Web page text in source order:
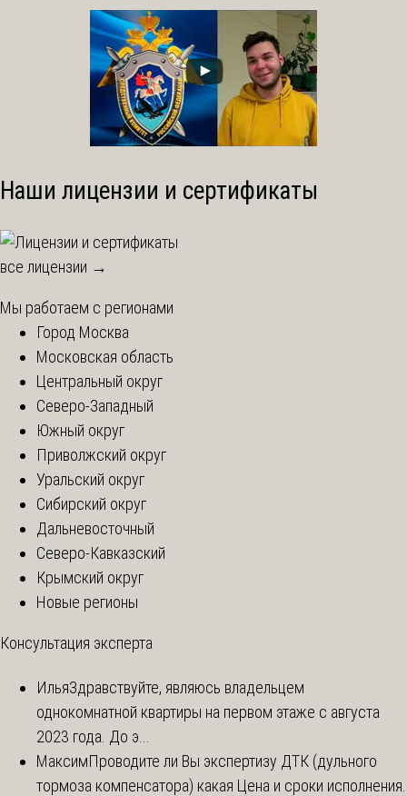
Наши лицензии и сертификаты
все лицензии →
Мы работаем с регионами
Город Москва
Московская область
Центральный округ
Северо-Западный
Южный округ
Приволжский округ
Уральский округ
Сибирский округ
Дальневосточный
Северо-Кавказский
Крымский округ
Новые регионы
Консультация эксперта
ИльяЗдравствуйте, являюсь владельцем
однокомнатной квартиры на первом этаже с августа
2023 года. До э...
МаксимПроводите ли Вы экспертизу ДТК (дульного
тормоза компенсатора) какая Цена и сроки исполнения.